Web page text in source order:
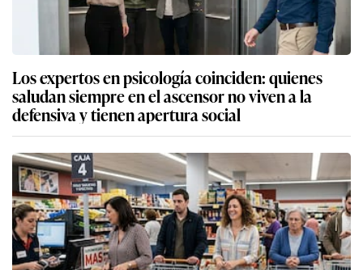
Los expertos en psicología coinciden: quienes
saludan siempre en el ascensor no viven a la
defensiva y tienen apertura social